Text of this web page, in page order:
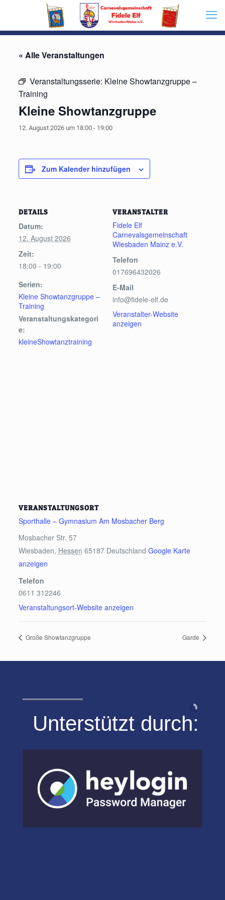
« Alle Veranstaltungen
Veranstaltungsserie: Kleine Showtanzgruppe –
Training
Kleine Showtanzgruppe
12. August 2026 um 18:00- 19:00
Zum Kalender hinzufügen
DETAILS
Datum:
12. August 2026
Zeit:
18:00 - 19:00
Serien:
Kleine Showtanzgruppe –
Training
Veranstaltungskategori
e:
kleineShowtanztraining
VERANSTALTER
Fidele Elf
Carnevalsgemeinschaft
Wiesbaden Mainz e.V.
Telefon
017696432026
E-Mail
info@fidele-elf.de
Veranstalter-Website
anzeigen
VERANSTALTUNGSORT
Sporthalle – Gymnasium Am Mosbacher Berg
Mosbacher Str. 57
Wiesbaden, Hessen 65187 Deutschland Google Karte
anzeigen
Telefon
0611 312246
Veranstaltungsort-Website anzeigen
Große Showtanzgruppe Garde
Unterstützt durch: